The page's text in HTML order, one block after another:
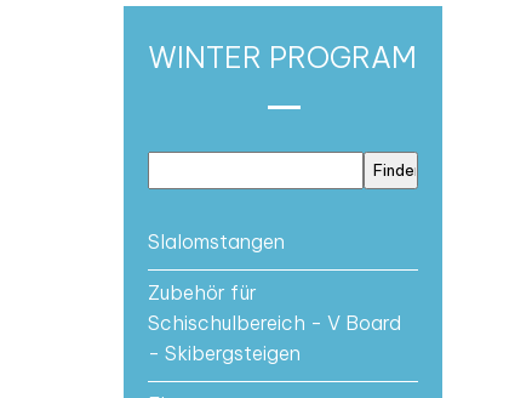
WINTER PROGRAM
Slalomstangen
Zubehör für
Schischulbereich - V Board
- Skibergsteigen